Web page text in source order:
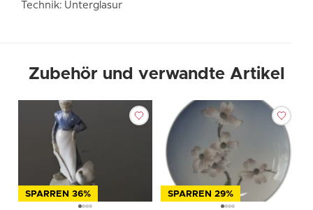
Technik: Unterglasur
Zubehör und verwandte Artikel
SPARREN 36% SPARREN 29%